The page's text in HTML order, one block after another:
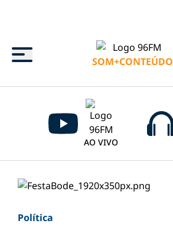
Menu
SOM+CONTEÚDO
AO VIVO
Política